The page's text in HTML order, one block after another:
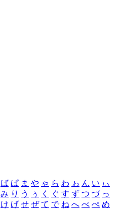
ば ぱ ま や ゃ ら わ ゎ ん い ぃ
み り う ぅ く ぐ す ず つ づ っ
け げ せ ぜ て で ね へ べ ぺ め